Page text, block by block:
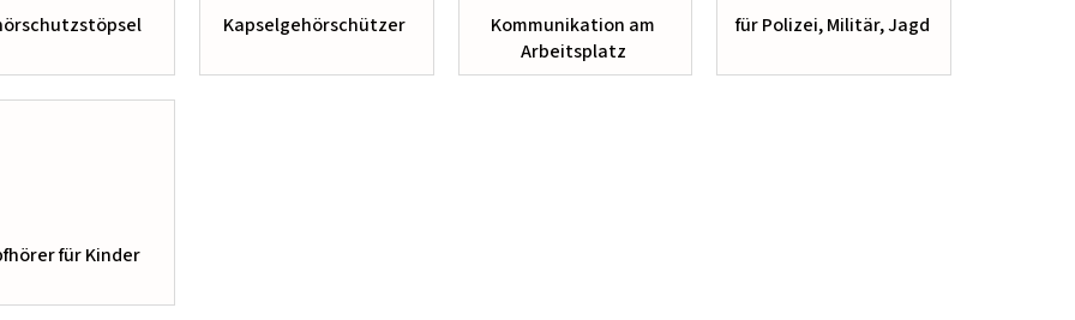
Kapselgehörschützer
Kommunikation am
Arbeitsplatz
für Polizei, Militär, Jagd
für Kinder